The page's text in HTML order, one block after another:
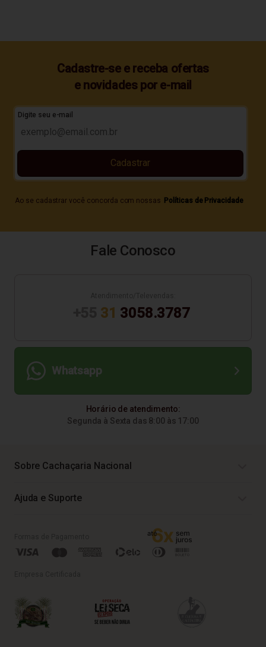
Cadastre-se e receba ofertas
e novidades por e-mail
Digite seu e-mail
Ao se cadastrar você concorda com nossas Políticas de Privacidade
Cadastrar
Fale Conosco
31 3058.3787
Whatsapp
Horário de atendimento:
Segunda à Sexta das 8:00 às 17:00
Sobre Cachaçaria Nacional
Ajuda e Suporte